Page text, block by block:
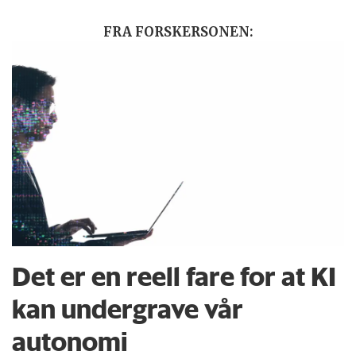
FRA FORSKERSONEN:
Det er en reell fare for at KI
kan undergrave vår
autonomi